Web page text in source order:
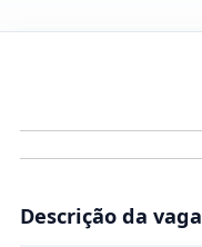
Descrição da vaga